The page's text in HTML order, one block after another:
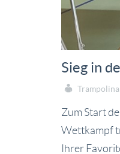
Sieg in
Zum Start
Wettkampf
Ihrer